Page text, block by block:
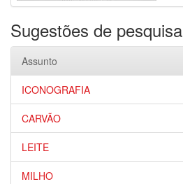
Sugestões de pesquisa
Assunto
ICONOGRAFIA
CARVÃO
LEITE
MILHO